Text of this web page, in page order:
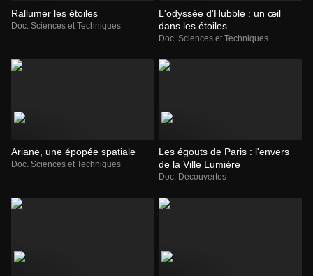
Rallumer les étoiles
Doc. Sciences et Techniques
L'odyssée d'Hubble : un œil
dans les étoiles
Doc. Sciences et Techniques
Ariane, une épopée spatiale
Doc. Sciences et Techniques
Les égouts de Paris : l'envers
de la Ville Lumière
Doc. Découvertes